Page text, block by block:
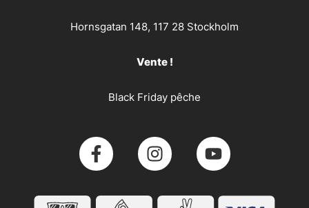
Hornsgatan 148, 117 28 Stockholm
Vente !
Black Friday pêche